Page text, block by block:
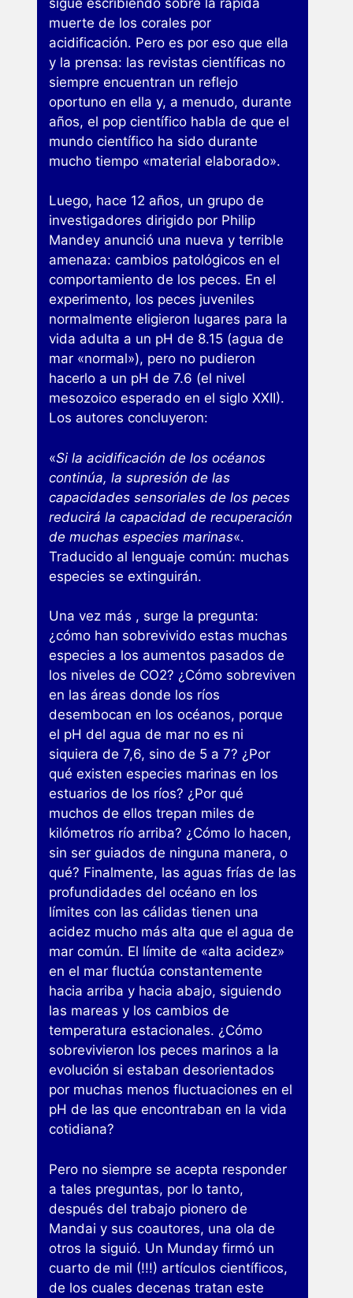
muerte de los corales por
acidificación. Pero es por eso que ella
y la prensa: las revistas científicas no
siempre encuentran un reflejo
oportuno en ella y, a menudo, durante
años, el pop científico habla de que el
mundo científico ha sido durante
mucho tiempo «material elaborado».
Luego, hace 12 años, un grupo de
investigadores dirigido por Philip
Mandey anunció una nueva y terrible
amenaza: cambios patológicos en el
comportamiento de los peces. En el
experimento, los peces juveniles
normalmente eligieron lugares para la
vida adulta a un pH de 8.15 (agua de
mar «normal»), pero no pudieron
hacerlo a un pH de 7.6 (el nivel
mesozoico esperado en el siglo XXII).
Los autores concluyeron:
«Si la acidificación de los océanos
continúa, la supresión de las
capacidades sensoriales de los peces
reducirá la capacidad de recuperación
de muchas especies marinas«.
Traducido al lenguaje común: muchas
especies se extinguirán.
Una vez más , surge la pregunta:
¿cómo han sobrevivido estas muchas
especies a los aumentos pasados ​​de
los niveles de CO2? ¿Cómo sobreviven
en las áreas donde los ríos
desembocan en los océanos, porque
el pH del agua de mar no es ni
siquiera de 7,6, sino de 5 a 7? ¿Por
qué existen especies marinas en los
estuarios de los ríos? ¿Por qué
muchos de ellos trepan miles de
kilómetros río arriba? ¿Cómo lo hacen,
sin ser guiados de ninguna manera, o
qué? Finalmente, las aguas frías de las
profundidades del océano en los
límites con las cálidas tienen una
acidez mucho más alta que el agua de
mar común. El límite de «alta acidez»
en el mar fluctúa constantemente
hacia arriba y hacia abajo, siguiendo
las mareas y los cambios de
temperatura estacionales. ¿Cómo
sobrevivieron los peces marinos a la
evolución si estaban desorientados
por muchas menos fluctuaciones en el
pH de las que encontraban en la vida
cotidiana?
Pero no siempre se acepta responder
a tales preguntas, por lo tanto,
después del trabajo pionero de
Mandai y sus coautores, una ola de
otros la siguió. Un Munday firmó un
cuarto de mil (!!!) artículos científicos,
de los cuales decenas tratan este